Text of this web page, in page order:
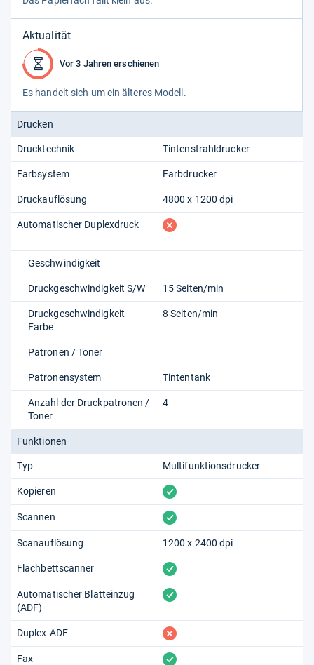
Aktualität
Vor 3 Jahren erschienen
Es han­delt sich um ein älte­res Modell.
Drucken
Drucktechnik Tintenstrahldrucker
Farbsystem Farbdrucker
Druckauflösung 4800 x 1200 dpi
Automatischer Duplexdruck fehlt
Geschwindigkeit
Druckgeschwindigkeit S/W 15 Seiten/min
Druckgeschwindigkeit
Farbe
8 Seiten/min
Patronen / Toner
Patronensystem Tintentank
Anzahl der Druckpatronen /
Toner
4
Funktionen
Typ Multifunktionsdrucker
Kopieren vorhanden
Scannen vorhanden
Scanauflösung 1200 x 2400 dpi
Flachbettscanner vorhanden
Automatischer Blatteinzug
(ADF)
vorhanden
Duplex-ADF fehlt
Fax vorhanden